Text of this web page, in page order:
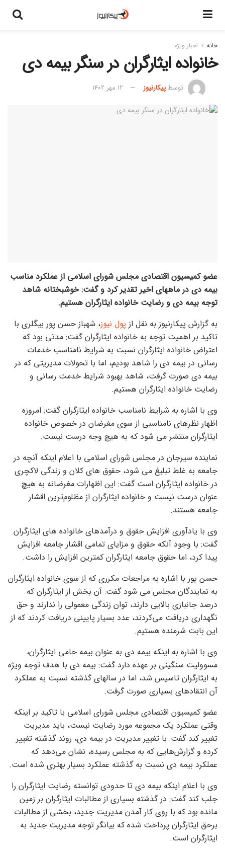
خانه اخبار ویژه
خانواده ایثارگران در سنگر بیمه دی
توسطپیکارنیوز 12 مهر 1402
عضو کمیسیون اقتصادی مجلس شورای اسلامی از عملکرد مناسب
بیمه دی در ماههای اخیر تقدیر کرد و گفت: خوشبختانه شاهد
توجه بیمه دی و رضایت خانواده ایثارگران هستیم.
به گزارش پیکارنیوز به نقل از پول نیوز، شهباز حسن پور بیگلری با
تاکید بر اهمیت توجه به خانواده ایثارگران گفت: مدتی بود که
اعتراض خانواده ایثارگران نسبت به شرایط نامناسب خدمات
رسانی در بیمه دی را شاهد بودیم، اما با تحولات مدیریتی که در
بیمه دی صورت گرفت، شاهد بهبود شرایط خدمت رسانی و
رضایت خانواده ایثارگران هستیم.
وی با اشاره به شرایط نامناسب خانواده ایثارگران گفت: امروزه
اظهار نظرهای نامناسبی از سوی مغرضان در خصوص خانواده
ایثارگران منتشر می شود که به هیچ وجه درست نیست.
نماینده سیرجان در مجلس شورای اسلامی با اعلام اینکه آنچه در
جامعه به غلط تبلیغ می شود، حقوق های کلان و زندگی لاکچری
در خانواده ایثارگران است گفت: این اظهارات مغرضانه به هیچ
عنوان درست نیست و خانواده ایثارگران از مظلوم‌ترین اقشار
جامعه هستند.
وی با یادآوری افزایش حقوق و درآمدهای خانواده های ایثارگران
گفت: با وجود آنکه حقوق و مزایای تمامی اقشار جامعه افزایش
پیدا کرد، اما حقوق جامعه ایثارگران کمترین افزایش را داشت.
حسن پور با اشاره به مراجعات مکرری که از سوی خانواده ایثارگران
به نمایندگان مجلس می شود گفت: آن بخش از ایثارگران که
درصد جانبازی بالایی دارند، توان زندگی معمولی را ندارند و حق
نگهداری دریافت می‌کردند، عدد بسیار پایینی دریافت کردند که از
این بابت شرمنده هستیم.
وی با اشاره به اینکه بیمه دی به عنوان بیمه حامی ایثارگران،
مسوولیت سنگینی بر عهده دارد گفت: بیمه دی با هدف توجه ویژه
به ایثارگران تاسیس شد، اما در سالهای گذشته نسبت به عملکرد
آن انتقادهای بسیاری صورت گرفت.
عضو کمیسیون اقتصادی مجلس شورای اسلامی با تاکید بر اینکه
وقتی عملکرد یک مجموعه مورد رضایت نیست، باید مدیریت
تغییر کند گفت: با تغییر مدیریت در بیمه دی، روند گذشته تغییر
کرده و گزارش‌هایی که به مجلس رسیده، نشان می‌دهد که
عملکرد بیمه دی نسبت به گذشته عملکرد بسیار بهتری شده است.
وی با اعلام اینکه بیمه دی تا حدودی توانسته رضایت ایثارگران را
جلب کند گفت: در گذشته بسیاری از مطالبات ایثارگران بر زمین
مانده بود که با روی کار آمدن مدیریت جدید، بخشی از مطالبات
برحق ایثارگران پرداخت شده که بیانگر توجه مدیریت جدید به
ایثارگران است.